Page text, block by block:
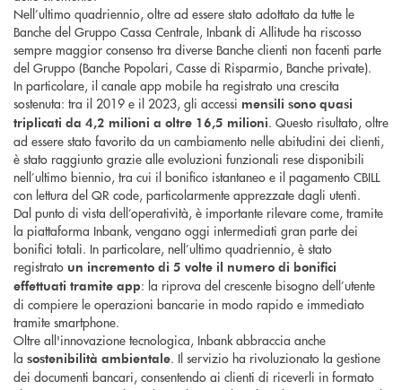
Nell’ultimo quadriennio, oltre ad essere stato adottato da tutte le
Banche del Gruppo Cassa Centrale, Inbank di Allitude ha riscosso
sempre maggior consenso tra diverse Banche clienti non facenti parte
del Gruppo (Banche Popolari, Casse di Risparmio, Banche private).
In particolare, il canale app mobile ha registrato una crescita
sostenuta: tra il 2019 e il 2023, gli accessi mensili sono quasi
triplicati da 4,2 milioni a oltre 16,5 milioni. Questo risultato, oltre
ad essere stato favorito da un cambiamento nelle abitudini dei clienti,
è stato raggiunto grazie alle evoluzioni funzionali rese disponibili
nell’ultimo biennio, tra cui il bonifico istantaneo e il pagamento CBILL
con lettura del QR code, particolarmente apprezzate dagli utenti.
Dal punto di vista dell’operatività, è importante rilevare come, tramite
la piattaforma Inbank, vengano oggi intermediati gran parte dei
bonifici totali. In particolare, nell’ultimo quadriennio, è stato
registrato un incremento di 5 volte il numero di bonifici
effettuati tramite app: la riprova del crescente bisogno dell’utente
di compiere le operazioni bancarie in modo rapido e immediato
tramite smartphone.
Oltre all'innovazione tecnologica, Inbank abbraccia anche
la sostenibilità ambientale. Il servizio ha rivoluzionato la gestione
dei documenti bancari, consentendo ai clienti di riceverli in formato